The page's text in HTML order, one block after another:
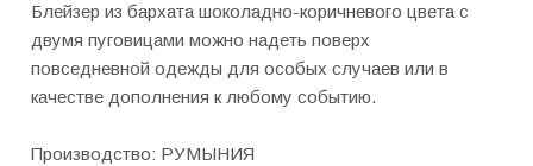
Блейзер из бархата шоколадно-коричневого цвета с
двумя пуговицами можно надеть поверх
повседневной одежды для особых случаев или в
качестве дополнения к любому событию.
Производство: РУМЫНИЯ